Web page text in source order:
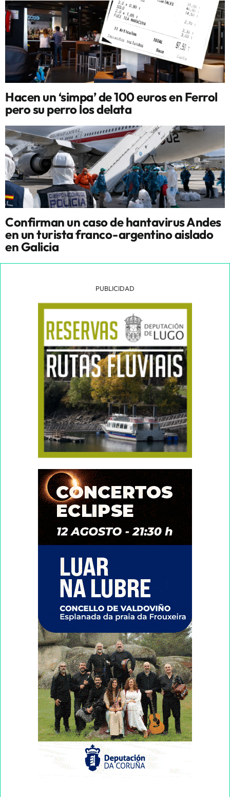
Hacen un ‘simpa’ de 100 euros en Ferrol
pero su perro los delata
Confirman un caso de hantavirus Andes
en un turista franco-argentino aislado
en Galicia
PUBLICIDAD